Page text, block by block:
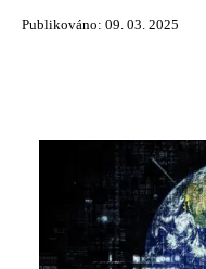
Publikováno: 09. 03. 2025